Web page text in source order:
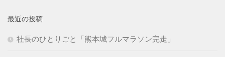
最近の投稿
社長のひとりごと「熊本城フルマラソン完走」